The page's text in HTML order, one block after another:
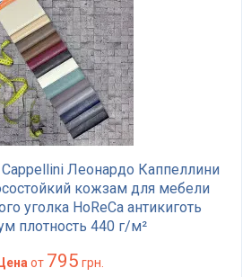
Леонардо Каппеллини
кожзам для мебели
уголка HoReCa антикиготь
плотность 440 г/м²
Цена от 795 грн.